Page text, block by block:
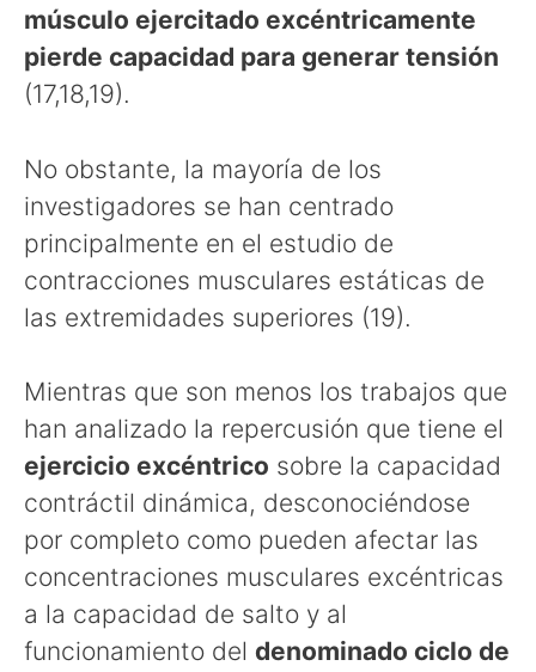
músculo ejercitado excéntricamente
pierde capacidad para generar tensión
(17,18,19).
No obstante, la mayoría de los
investigadores se han centrado
principalmente en el estudio de
contracciones musculares estáticas de
las extremidades superiores (19).
Mientras que son menos los trabajos que
han analizado la repercusión que tiene el
ejercicio excéntrico sobre la capacidad
contráctil dinámica, desconociéndose
por completo como pueden afectar las
concentraciones musculares excéntricas
a la capacidad de salto y al
funcionamiento del denominado ciclo de